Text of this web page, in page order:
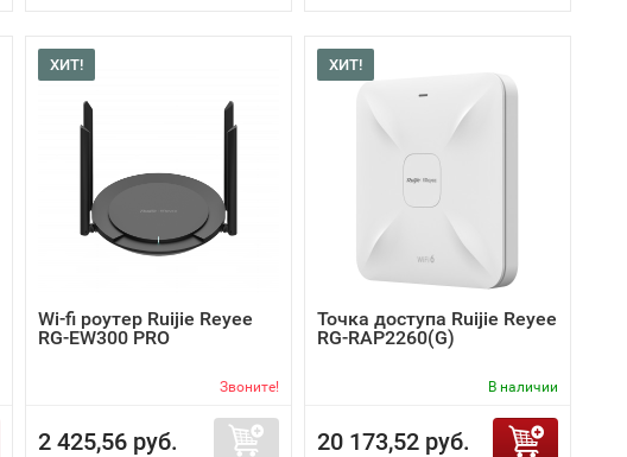
ХИТ!
Wi-fi роутер Ruijie Reyee
RG-EW300 PRO
Звоните!
2 425,56 руб.
ХИТ!
Точка доступа Ruijie Reyee
RG-RAP2260(G)
В наличии
20 173,52 руб.